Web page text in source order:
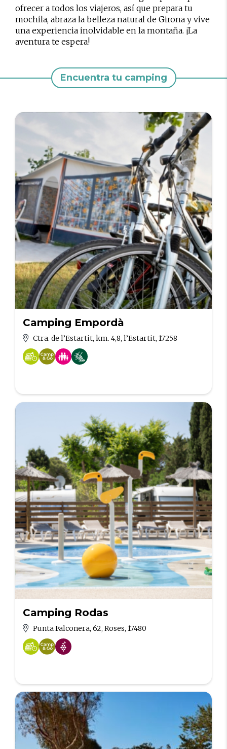
ofrecer a todos los viajeros, así que prepara tu
mochila, abraza la belleza natural de Girona y vive
una experiencia inolvidable en la montaña. ¡La
aventura te espera!
Encuentra tu camping
Camping Empordà
Ctra. de l’Estartit, km. 4,8, l’Estartit, 17258
Camping Rodas
Punta Falconera, 62, Roses, 17480